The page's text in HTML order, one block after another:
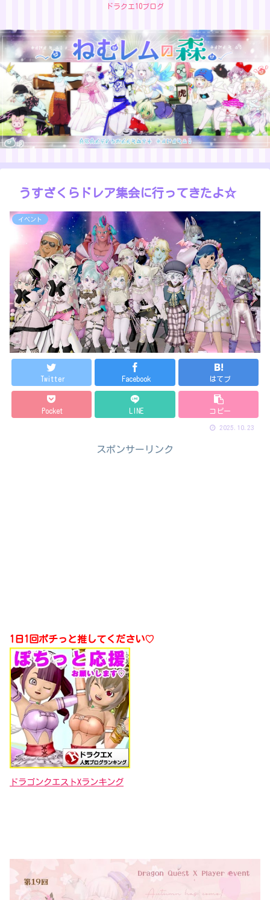
ドラクエ10ブログ
うすざくらドレア集会に行ってきたよ☆
イベント
Twitter Facebook はてブ
Pocket LINE コピー
2025.10.23
スポンサーリンク
1日1回ポチっと推してください♡
ドラゴンクエストXランキング